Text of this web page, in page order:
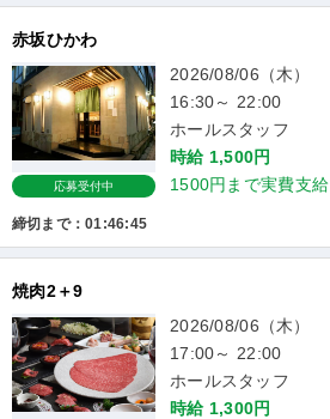
赤坂ひかわ
応募受付中
2026/08/06（木）
16:30～ 22:00
ホールスタッフ
時給 1,500円
1500円まで実費支給
締切まで：01:46:44
焼肉2＋9
2026/08/06（木）
17:00～ 22:00
ホールスタッフ
時給 1,300円